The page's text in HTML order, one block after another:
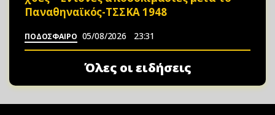
Παναθηναϊκός-ΤΣΣΚΑ 1948
ΠΟΔΟΣΦΑΙΡΟ 05/08/2026 23:31
Όλες οι ειδήσεις